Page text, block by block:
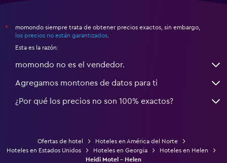
*
momondo siempre trata de obtener precios exactos, sin embargo,
los precios no están garantizados
Esta es la razón:
momondo no es el vendedor.
Agregamos montones de datos para ti
¿Por qué los precios no son 100% exactos?
Ofertas de hotel
Hoteles en América del Norte
Hoteles en Estados Unidos
Hoteles en Georgia
Hoteles en Helen
Heidi Motel - Helen